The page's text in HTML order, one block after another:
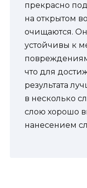
прекрасно
на открытом
очищаются.
устойчивы к
что для
результата
в несколько
слою хорошо
нанесением